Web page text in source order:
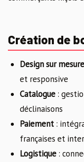
Création de
Design sur mesure
et responsive
Catalogue :
déclinaisons
Paiement :
françaises et
Logistique :